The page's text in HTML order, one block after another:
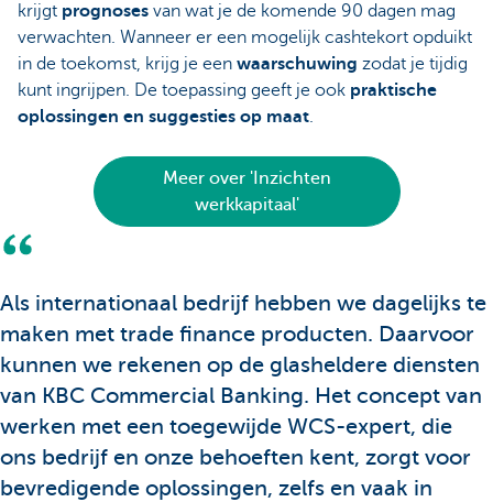
krijgt prognoses van wat je de komende 90 dagen mag
verwachten. Wanneer er een mogelijk cashtekort opduikt
in de toekomst, krijg je een waarschuwing zodat je tijdig
kunt ingrijpen. De toepassing geeft je ook praktische
oplossingen en suggesties op maat.
Meer over 'Inzichten
werkkapitaal'
Als internationaal bedrijf hebben we dagelijks te
maken met trade finance producten. Daarvoor
kunnen we rekenen op de glasheldere diensten
van KBC Commercial Banking. Het concept van
werken met een toegewijde WCS-expert, die
ons bedrijf en onze behoeften kent, zorgt voor
bevredigende oplossingen, zelfs en vaak in